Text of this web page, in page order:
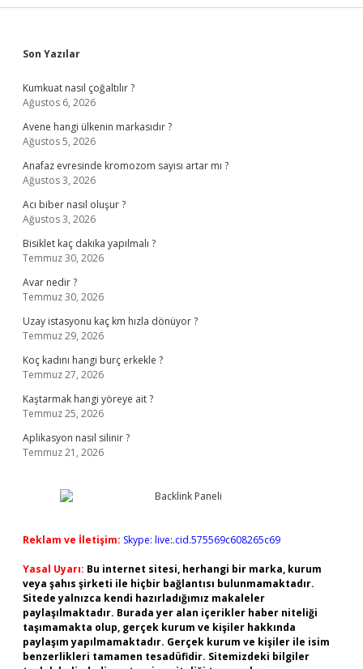
Sidebar
Son Yazılar
Kumkuat nasıl çoğaltılır ?
Ağustos 6, 2026
Avene hangi ülkenin markasıdır ?
Ağustos 5, 2026
Anafaz evresinde kromozom sayısı artar mı ?
Ağustos 3, 2026
Acı biber nasıl oluşur ?
Ağustos 3, 2026
Bisiklet kaç dakika yapılmalı ?
Temmuz 30, 2026
Avar nedir ?
Temmuz 30, 2026
Uzay istasyonu kaç km hızla dönüyor ?
Temmuz 29, 2026
Koç kadını hangi burç erkekle ?
Temmuz 27, 2026
Kaştarmak hangi yöreye ait ?
Temmuz 25, 2026
Aplikasyon nasıl silinir ?
Temmuz 21, 2026
Reklam ve İletişim: Skype: live:.cid.575569c608265c69
Yasal Uyarı: Bu internet sitesi, herhangi bir marka, kurum
veya şahıs şirketi ile hiçbir bağlantısı bulunmamaktadır.
Sitede yalnızca kendi hazırladığımız makaleler
paylaşılmaktadır. Burada yer alan içerikler haber niteliği
taşımamakta olup, gerçek kurum ve kişiler hakkında
paylaşım yapılmamaktadır. Gerçek kurum ve kişiler ile isim
benzerlikleri tamamen tesadüfidir. Sitemizdeki bilgiler